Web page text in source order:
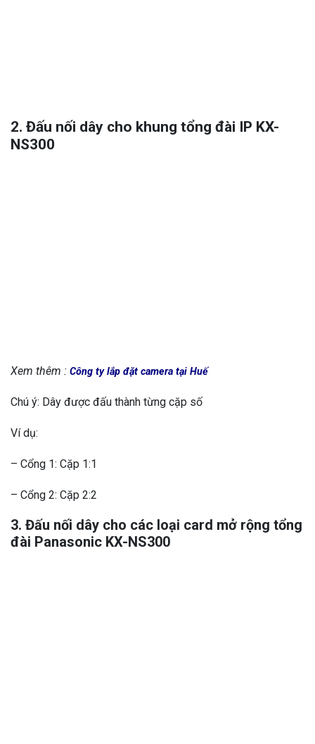
2. Đấu nối dây cho khung tổng đài IP KX-
NS300
Xem thêm : Công ty lắp đặt camera tại Huế
Chú ý: Dây được đấu thành từng cặp số
Ví dụ:
– Cổng 1: Cặp 1:1
– Cổng 2: Cặp 2:2
3. Đấu nối dây cho các loại card mở rộng tổng
đài Panasonic KX-NS300